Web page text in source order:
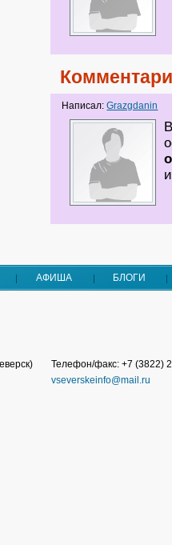
Написал:Grazgdanin
АФИША БЛОГИ
Телефон/факс: +7 (3822)
vseverskeinfo@mail.ru